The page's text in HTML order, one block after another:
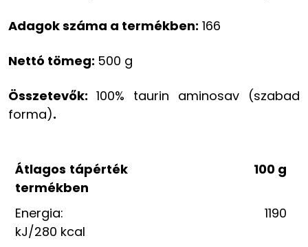
Adagok száma a termékben: 166
Nettó tömeg: 500 g
Összetevők: 100% taurin aminosav (szabad
forma).
Átlagos tápérték 100 g
termékben
Energia: 1190
kJ/280 kcal